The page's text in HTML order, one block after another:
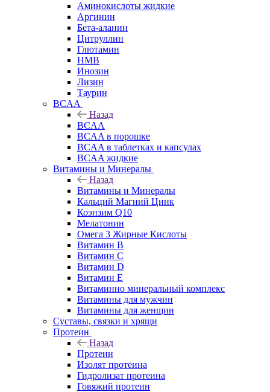
Аминокислоты жидкие
Аргинин
Бета-аланин
Цитруллин
Глютамин
HMB
Инозин
Лизин
Таурин
BCAA
Назад
BCAA
BCAA в порошке
BCAA в таблетках и капсулах
BCAA жидкие
Витамины и Минералы
Назад
Витамины и Минералы
Кальций Магний Цинк
Коэнзим Q10
Мелатонин
Омега 3 Жирные Кислоты
Витамин B
Витамин C
Витамин D
Витамин E
Витаминно минеральный комплекс
Витамины для мужчин
Витамины для женщин
Суставы, связки и хрящи
Протеин
Назад
Протеин
Изолят протеина
Гидролизат протеина
Говяжий протеин